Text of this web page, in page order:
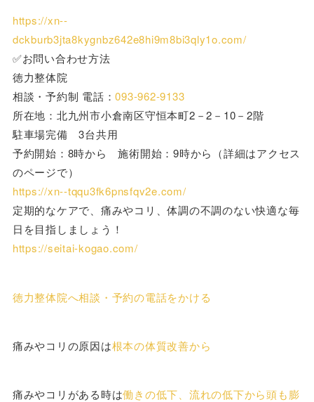
https://xn--
dckburb3jta8kygnbz642e8hi9m8bi3qly1o.com/
✅お問い合わせ方法
徳力整体院
相談・予約制 電話：093-962-9133
所在地：北九州市小倉南区守恒本町2－2－10－2階
駐車場完備 3台共用
予約開始：8時から 施術開始：9時から（詳細はアクセス
のページで）
https://xn--tqqu3fk6pnsfqv2e.com/
定期的なケアで、痛みやコリ、体調の不調のない快適な毎
日を目指しましょう！
https://seitai-kogao.com/
徳力整体院へ相談・予約の電話をかける
痛みやコリの原因は根本の体質改善から
痛みやコリがある時は働きの低下、流れの低下から頭も膨